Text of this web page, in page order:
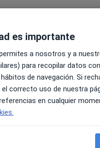
a niños, adultos
con aseguradoras y
Psicología, donde
me adapto a las
empatía,
Además, me
profesionales
es importante
a nosotros y a
para recopilar datos
de navegación. Si
el correcto uso de nuestra
en cualquier